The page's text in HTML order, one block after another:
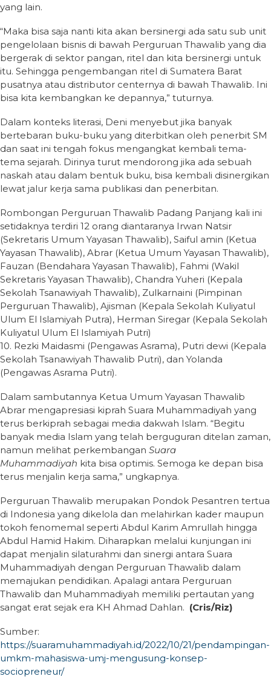
yang lain.
“Maka bisa saja nanti kita akan bersinergi ada satu sub unit
pengelolaan bisnis di bawah Perguruan Thawalib yang dia
bergerak di sektor pangan, ritel dan kita bersinergi untuk
itu. Sehingga pengembangan ritel di Sumatera Barat
pusatnya atau distributor centernya di bawah Thawalib. Ini
bisa kita kembangkan ke depannya,” tuturnya.
Dalam konteks literasi, Deni menyebut jika banyak
bertebaran buku-buku yang diterbitkan oleh penerbit SM
dan saat ini tengah fokus mengangkat kembali tema-
tema sejarah. Dirinya turut mendorong jika ada sebuah
naskah atau dalam bentuk buku, bisa kembali disinergikan
lewat jalur kerja sama publikasi dan penerbitan.
Rombongan Perguruan Thawalib Padang Panjang kali ini
setidaknya terdiri 12 orang diantaranya Irwan Natsir
(Sekretaris Umum Yayasan Thawalib), Saiful amin (Ketua
Yayasan Thawalib), Abrar (Ketua Umum Yayasan Thawalib),
Fauzan (Bendahara Yayasan Thawalib), Fahmi (Wakil
Sekretaris Yayasan Thawalib), Chandra Yuheri (Kepala
Sekolah Tsanawiyah Thawalib), Zulkarnaini (Pimpinan
Perguruan Thawalib), Ajisman (Kepala Sekolah Kuliyatul
Ulum El Islamiyah Putra), Herman Siregar (Kepala Sekolah
Kuliyatul Ulum El Islamiyah Putri)
10. Rezki Maidasmi (Pengawas Asrama), Putri dewi (Kepala
Sekolah Tsanawiyah Thawalib Putri), dan Yolanda
(Pengawas Asrama Putri).
Dalam sambutannya Ketua Umum Yayasan Thawalib
Abrar mengapresiasi kiprah Suara Muhammadiyah yang
terus berkiprah sebagai media dakwah Islam. “Begitu
banyak media Islam yang telah berguguran ditelan zaman,
namun melihat perkembangan Suara
Muhammadiyah kita bisa optimis. Semoga ke depan bisa
terus menjalin kerja sama,” ungkapnya.
Perguruan Thawalib merupakan Pondok Pesantren tertua
di Indonesia yang dikelola dan melahirkan kader maupun
tokoh fenomemal seperti Abdul Karim Amrullah hingga
Abdul Hamid Hakim. Diharapkan melalui kunjungan ini
dapat menjalin silaturahmi dan sinergi antara Suara
Muhammadiyah dengan Perguruan Thawalib dalam
memajukan pendidikan. Apalagi antara Perguruan
Thawalib dan Muhammadiyah memiliki pertautan yang
sangat erat sejak era KH Ahmad Dahlan. (Cris/Riz)
Sumber:
https://suaramuhammadiyah.id/2022/10/21/pendampingan-
umkm-mahasiswa-umj-mengusung-konsep-
sociopreneur/